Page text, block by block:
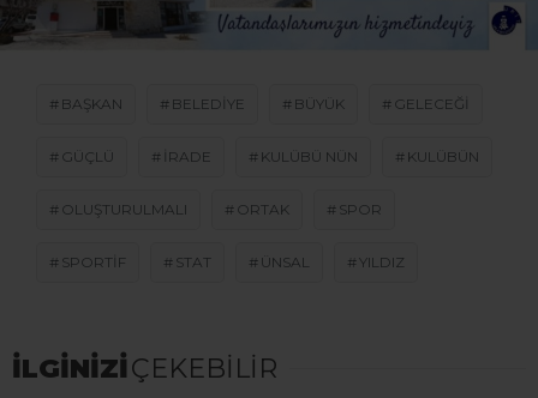
BAŞKAN BELEDIYE BÜYÜK GELECEĞI
GÜÇLÜ IRADE KULÜBÜ NÜN KULÜBÜN
OLUŞTURULMALI ORTAK SPOR
SPORTIF STAT ÜNSAL YILDIZ
İLGİNİZİÇEKEBİLİR